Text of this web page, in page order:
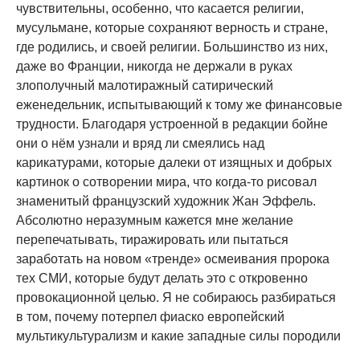
чувствительны, особенно, что касается религии,
мусульмане, которые сохраняют верность и стране,
где родились, и своей религии. Большинство из них,
даже во Франции, никогда не держали в руках
злополучный малотиражный сатирический
еженедельник, испытывающий к тому же финансовые
трудности. Благодаря устроенной в редакции бойне
они о нём узнали и вряд ли смеялись над
карикатурами, которые далеки от изящных и добрых
картинок о сотворении мира, что когда-то рисовал
знаменитый французский художник Жан Эффель.
Абсолютно неразумным кажется мне желание
перепечатывать, тиражировать или пытаться
заработать на новом «тренде» осмеивания пророка
тех СМИ, которые будут делать это с откровенно
провокационной целью. Я не собираюсь разбираться
в том, почему потерпел фиаско европейский
мультикультурализм и какие западные силы породили